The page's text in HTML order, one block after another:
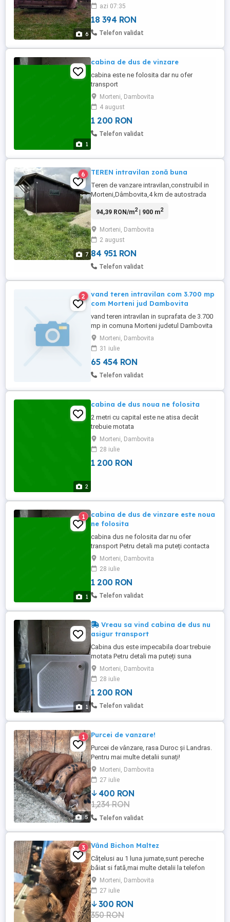
6
azi 07:35
18 394 RON
Telefon validat
1
cabina de dus de vinzare
cabina este ne folosita dar nu ofer
transport
Morteni, Dambovita
4 august
1 200 RON
Telefon validat
7
6 TEREN intravilan zonă buna
Teren de vanzare intravilan,construibil in
Morteni,Dâmbovita,4 km de autostrada
Pitesti si 80 de Bucuresti.Zona buna
suprafata. Ingradit cu sipca metalica
,laterale cu panouri zincate. Pe teren se
regaseste si o magazie mare ...
94,39 RON/m2| 900 m2
Morteni, Dambovita
2 august
84 951 RON
Telefon validat
2
vand teren intravilan com 3.700 mp
com Morteni jud Dambovita
vand teren intravilan in suprafata de 3.700
mp in comuna Morteni judetul Dambovita
documentati cadastrala intocmita
Morteni, Dambovita
31 iulie
65 454 RON
Telefon validat
2
cabina de dus noua ne folosita
2 metri cu capital este ne atisa decât
trebuie motata
Morteni, Dambovita
28 iulie
1 200 RON
1
1
cabina de dus de vinzare este noua
ne folosita
cabina dus ne folosita dar nu ofer
transport Petru detali ma puteți contacta
Morteni, Dambovita
28 iulie
1 200 RON
Telefon validat
1
Vreau sa vind cabina de dus nu
asigur transport
Cabina dus este impecabila doar trebuie
motata Petru detali ma puteți suna
Morteni, Dambovita
28 iulie
1 200 RON
Telefon validat
5
1 Purcei de vanzare!
Purcei de vânzare, rasa Duroc și Landras.
Pentru mai multe detalii sunați!
Morteni, Dambovita
27 iulie
400 RON
1,234 RON
Telefon validat
3 Vând Bichon Maltez
Cățelusi au 1 luna jumate,sunt pereche
băiat si fată,mai multe detalii la telefon
Morteni, Dambovita
27 iulie
300 RON
350 RON